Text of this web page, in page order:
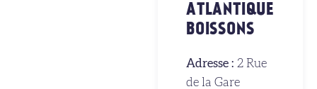
ATLANTIQUE
BOISSONS
Adresse : 2 Rue
de la Gare